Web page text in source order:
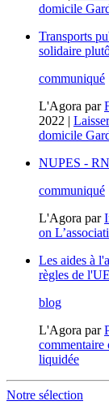
domicile
Transports
solidaire
communiqué
L'Agora par
2022 |
domicile
NUPES -
communiqué
L'Agora par
on
Les aides à
règles de
blog
L'Agora par
commentaire
liquidée
Notre sélection